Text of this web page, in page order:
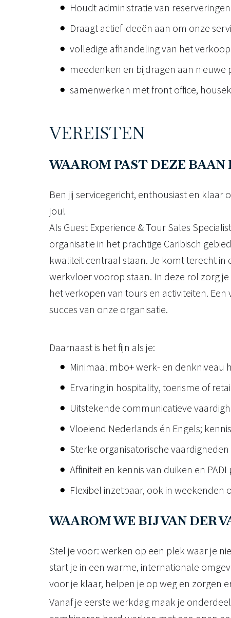
Houdt administratie van
Draagt actief ideeën aan om onze
volledige afhandeling van het
meedenken en bijdragen aan
samenwerken met front office,
VEREISTEN
WAAROM PAST DEZE BAAN
Ben jij servicegericht, enthousiast en klaar
jou!
Als Guest Experience & Tour Sales
organisatie in het prachtige Caribisch
kwaliteit centraal staan. Je komt terecht
werkvloer voorop staan. In deze rol zorg
het verkopen van tours en activiteiten.
succes van onze organisatie.
Daarnaast is het fijn als je:
Minimaal mbo+ werk- en denkniveau
Ervaring in hospitality, toerisme of
Uitstekende communicatieve
Vloeiend Nederlands én Engels;
Sterke organisatorische
Affiniteit en kennis van duiken en
Flexibel inzetbaar, ook in weekenden
WAAROM WE BIJ VAN DER
Stel je voor: werken op een plek waar je
start je in een warme, internationale
voor je klaar, helpen je op weg en zorgen
Vanaf je eerste werkdag maak je